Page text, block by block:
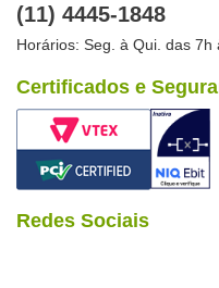
(11) 4445-1848
Horários: Seg. à Qui. das
Certificados e
Redes Sociais